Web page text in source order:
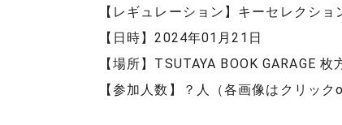
【レギュレーション】キーセレクショ
【日時】2024年01月21日
【場所】TSUTAYA BOOK GARAGE 枚
【参加人数】？人（各画像はクリック